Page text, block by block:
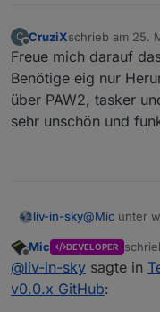
C CruziXschrieb am 25.
zuletzt editiert
Freue mich darauf
Benötige eig nur
über PAW2, tasker
sehr unschön und
liv-in-sky@Mic unter
noch eine
" http://
und
das ist nicht
Offline
Mic DEVELOPER
@liv-in-sky sagte in
v0.0.x GitHub: